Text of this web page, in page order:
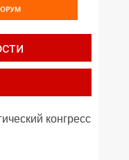
конгресс